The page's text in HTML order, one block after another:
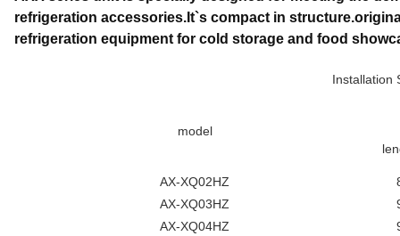
refrigeration accessories.It`s compact in
refrigeration equipment for cold storage and food
Installation
model
AX-XQ02HZ
AX-XQ03HZ
AX-XQ04HZ